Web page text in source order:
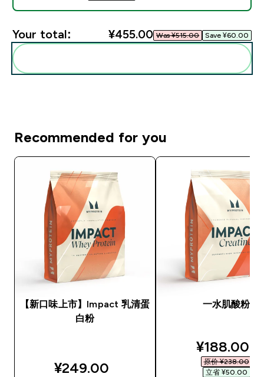
Your total: ¥455.00‎ Was ¥515.00‎ Save ¥60.00‎
Recommended for you
【新口味上市】Impact 乳清蛋
白粉
¥249.00‎
一水肌酸粉
¥188.00‎
原价 ¥238.00‎
立省 ¥50.00‎